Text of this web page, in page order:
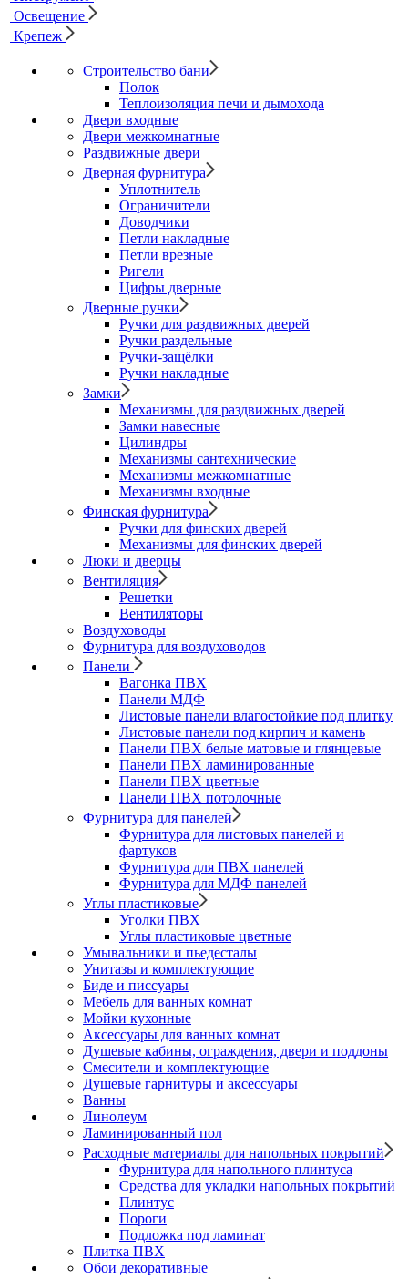
Освещение
Крепеж
Строительство бани
Полок
Теплоизоляция печи и дымохода
Двери входные
Двери межкомнатные
Раздвижные двери
Дверная фурнитура
Уплотнитель
Ограничители
Доводчики
Петли накладные
Петли врезные
Ригели
Цифры дверные
Дверные ручки
Ручки для раздвижных дверей
Ручки раздельные
Ручки-защёлки
Ручки накладные
Замки
Механизмы для раздвижных дверей
Замки навесные
Цилиндры
Механизмы сантехнические
Механизмы межкомнатные
Механизмы входные
Финская фурнитура
Ручки для финских дверей
Механизмы для финских дверей
Люки и дверцы
Вентиляция
Решетки
Вентиляторы
Воздуховоды
Фурнитура для воздуховодов
Панели
Вагонка ПВХ
Панели МДФ
Листовые панели влагостойкие под плитку
Листовые панели под кирпич и камень
Панели ПВХ белые матовые и глянцевые
Панели ПВХ ламинированные
Панели ПВХ цветные
Панели ПВХ потолочные
Фурнитура для панелей
Фурнитура для листовых панелей и
фартуков
Фурнитура для ПВХ панелей
Фурнитура для МДФ панелей
Углы пластиковые
Уголки ПВХ
Углы пластиковые цветные
Умывальники и пьедесталы
Унитазы и комплектующие
Биде и писсуары
Мебель для ванных комнат
Мойки кухонные
Аксессуары для ванных комнат
Душевые кабины, ограждения, двери и поддоны
Смесители и комплектующие
Душевые гарнитуры и аксессуары
Ванны
Линолеум
Ламинированный пол
Расходные материалы для напольных покрытий
Фурнитура для напольного плинтуса
Средства для укладки напольных покрытий
Плинтус
Пороги
Подложка под ламинат
Плитка ПВХ
Обои декоративные